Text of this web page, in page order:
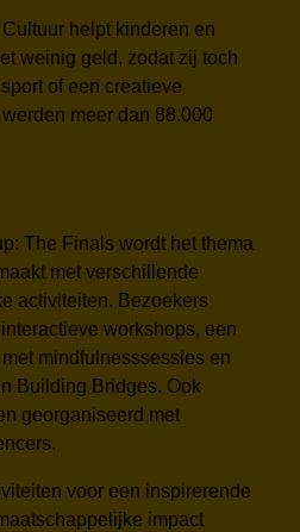
helpt kinderen en
weinig geld, zodat zij toch
of een creatieve
meer dan 88.000
The Finals wordt het thema
met verschillende
activiteiten. Bezoekers
workshops, een
mindfulnesssessies en
Building Bridges. Ook
georganiseerd met
voor een inspirerende
impact